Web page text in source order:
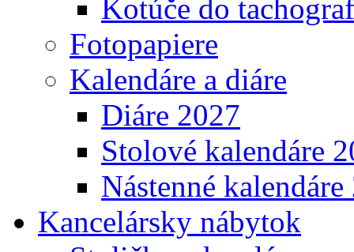
Kotúče do
Fotopapiere
Kalendáre a diáre
Diáre 2027
Stolové kalendáre
Nástenné
Kancelársky nábytok